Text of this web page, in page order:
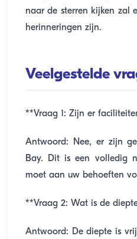
naar de sterren kijken zal
herinneringen zijn.
Veelgestelde
**Vraag 1: Zijn er
Antwoord: Nee, er zijn
Bay. Dit is een volledig
moet aan uw behoeften
**Vraag 2: Wat is de
Antwoord: De diepte is